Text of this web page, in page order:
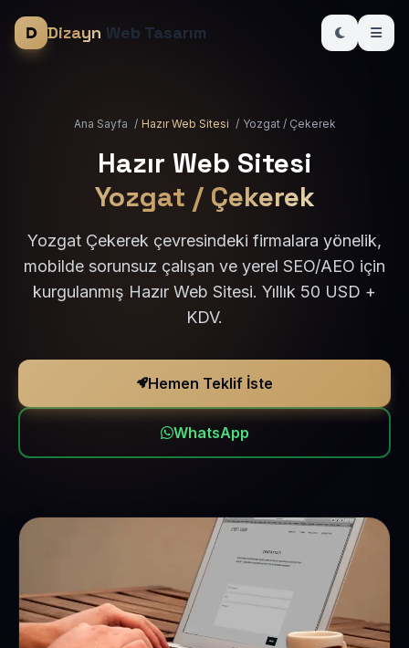
Dizayn Web Tasarım
Ana Sayfa / Hazır Web Sitesi / Yozgat / Çekerek
Hazır Web Sitesi
Yozgat / Çekerek
Yozgat Çekerek çevresindeki firmalara yönelik,
mobilde sorunsuz çalışan ve yerel SEO/AEO için
kurgulanmış Hazır Web Sitesi. Yıllık 50 USD +
KDV.
Hemen Teklif İste
WhatsApp